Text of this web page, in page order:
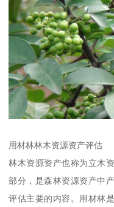
用材林林木资源资产评估
林木资源资产也称为立木
部分，是森林资源资产中
评估主要的内容。用材林